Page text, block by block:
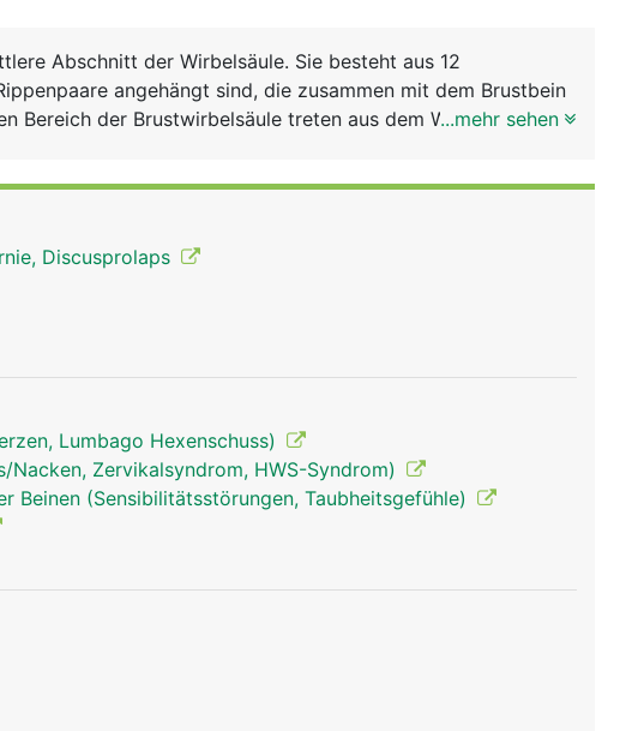
Abschnitt der Wirbelsäule. Sie besteht aus 12
angehängt sind, die zusammen mit dem Brustbein
Bereich der Brustwirbelsäule treten aus dem Wirbelkanal an
...mehr sehen
Discusprolaps
Lumbago Hexenschuss)
Nacken, Zervikalsyndrom, HWS-Syndrom)
Beinen (Sensibilitätsstörungen, Taubheitsgefühle)